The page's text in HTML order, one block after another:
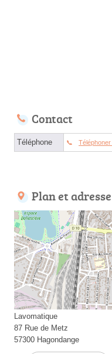
Contact
Téléphone
Plan et adresse
Lavomatique
87 Rue de Metz
57300 Hagondange